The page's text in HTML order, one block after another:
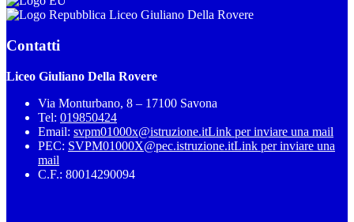
Liceo Giuliano Della Rovere
Contatti
Liceo Giuliano Della Rovere
Via Monturbano, 8 – 17100 Savona
Tel: 019850424
Email: svpm01000x@istruzione.itLink per inviare una mail
PEC: SVPM01000X@pec.istruzione.itLink per inviare una
mail
C.F.: 80014290094